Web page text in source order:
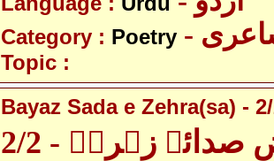
Category : Poetry
Topic :
Bayaz Sada e Zehra(sa) -
صدائے زہراؑ - 2/2